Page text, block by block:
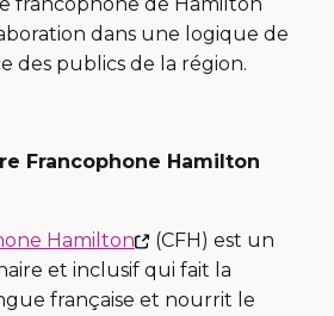
dans une logique de
des publics de la région.
Francophone Hamilton
Hamilton
Ce
lien
s'ouvrira
(CFH) est un
et inclusif qui fait la
française et nourrit le